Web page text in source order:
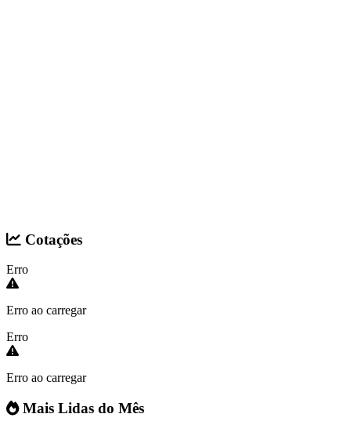
Cotações
Erro
Erro ao carregar
Erro
Erro ao carregar
Mais Lidas do Mês